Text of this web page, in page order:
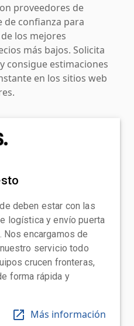
proveedores de
de confianza para
los mejores
más bajos. Solicita
consigue estimaciones
en los sitios web
deben estar con las
logística y envío puerta
Nos encargamos de
servicio todo
crucen fronteras,
forma rápida y
Más información